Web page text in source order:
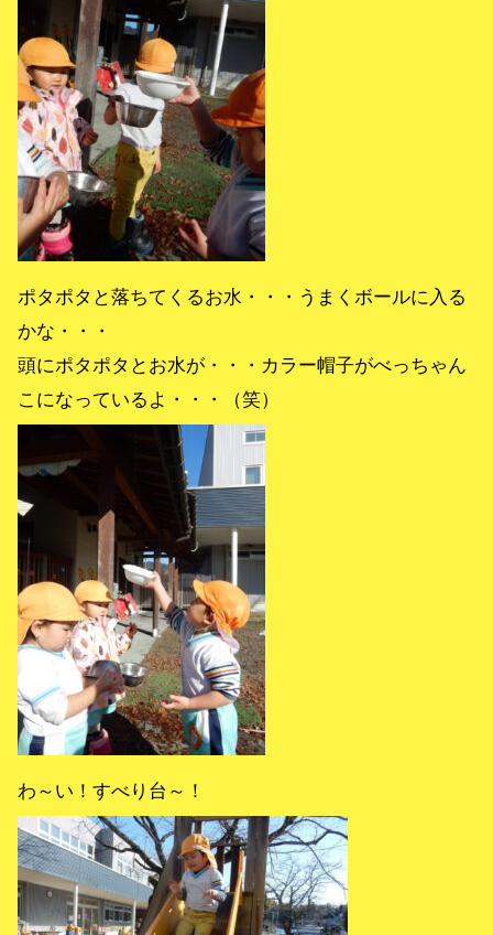
ポタポタと落ちてくるお水・・・うまくボールに入る
かな・・・
頭にポタポタとお水が・・・カラー帽子がべっちゃん
こになっているよ・・・（笑）
わ～い！すべり台～！